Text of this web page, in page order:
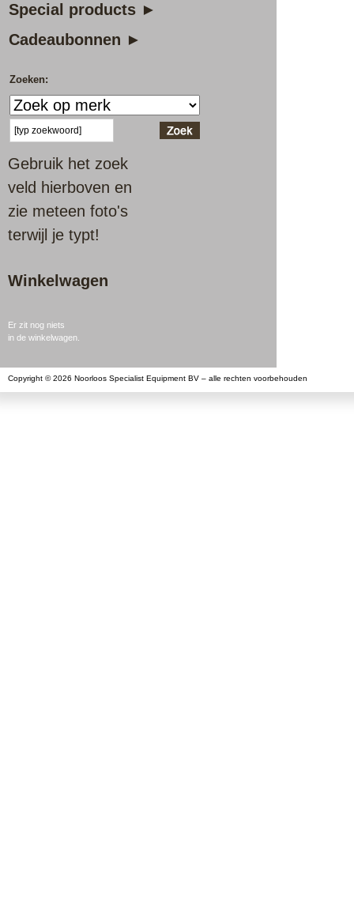
Special products ►
Cadeaubonnen ►
Zoeken:
Gebruik het zoek
veld hierboven en
zie meteen foto's
terwijl je typt!
Winkelwagen
Er zit nog niets
in de winkelwagen.
Copyright © 2026 Noorloos Specialist Equipment BV – alle rechten voorbehouden